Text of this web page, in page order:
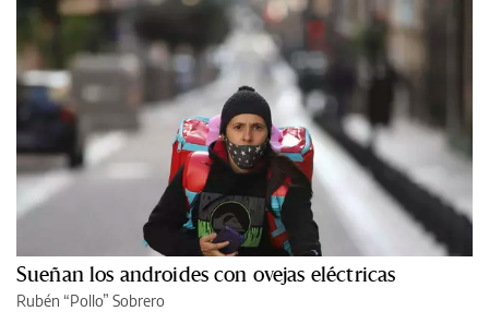
Sueñan los androides con ovejas eléctricas
Rubén “Pollo” Sobrero